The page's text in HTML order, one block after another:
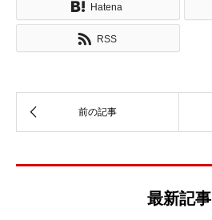
Hatena
RSS
最新記事